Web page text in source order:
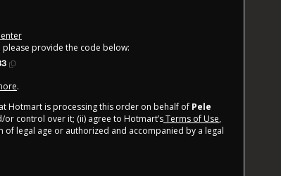
provide the code below:
.
Hotmart is processing this order on behalf of Pele
control over it; (ii) agree to Hotmart’sTerms of Use,
of legal age or authorized and accompanied by a legal